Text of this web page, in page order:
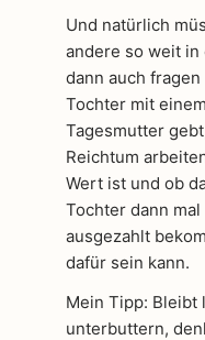
Und natürlich
andere so weit in
dann auch
Tochter mit
Tagesmutter
Reichtum
Wert ist und ob
Tochter dann
ausgezahlt
dafür sein kann.
Mein Tipp: Bleibt
unterbuttern,